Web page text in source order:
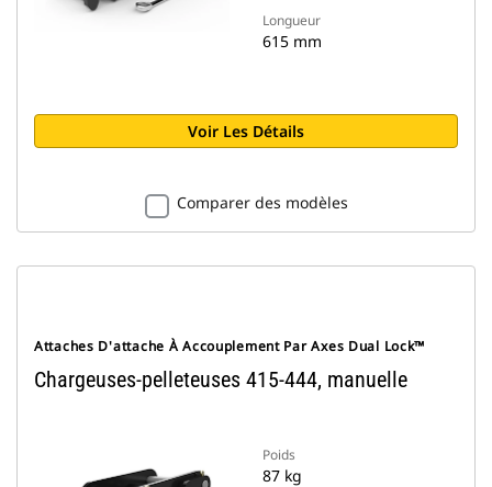
Longueur
615 mm
Voir Les Détails
Comparer des modèles
Attaches D'attache À Accouplement Par Axes Dual Lock™
Chargeuses-pelleteuses 415-444, manuelle
Poids
87 kg